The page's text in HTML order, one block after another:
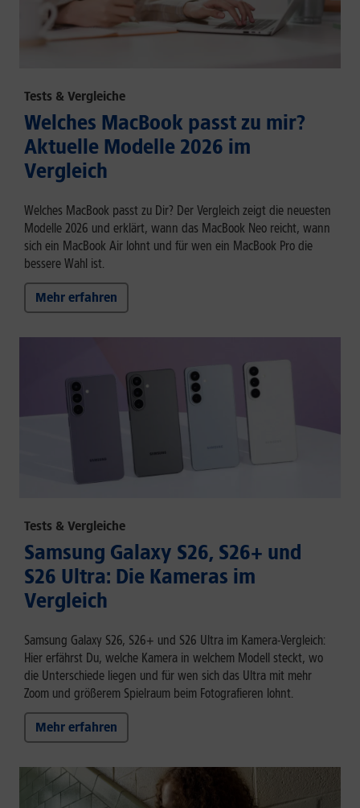
Tests & Vergleiche
Welches MacBook passt zu mir?
Aktuelle Modelle 2026 im
Vergleich
Welches MacBook passt zu Dir? Der Vergleich zeigt die neuesten
Modelle 2026 und erklärt, wann das MacBook Neo reicht, wann
sich ein MacBook Air lohnt und für wen ein MacBook Pro die
bessere Wahl ist.
Mehr erfahren
Tests & Vergleiche
Samsung Galaxy S26, S26+ und
S26 Ultra: Die Kameras im
Vergleich
Samsung Galaxy S26, S26+ und S26 Ultra im Kamera-Vergleich:
Hier erfährst Du, welche Kamera in welchem Modell steckt, wo
die Unterschiede liegen und für wen sich das Ultra mit mehr
Zoom und größerem Spielraum beim Fotografieren lohnt.
Mehr erfahren